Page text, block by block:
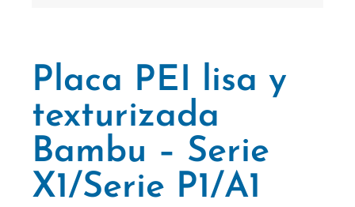
Placa PEI lisa y
texturizada
Bambu – Serie
X1/Serie P1/A1